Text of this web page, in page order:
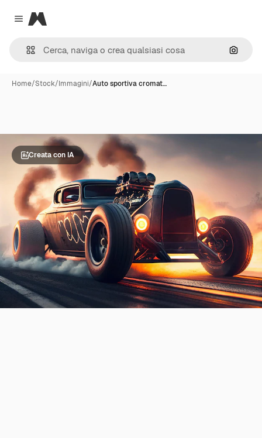
Close menu
Magnific
Cerca
Home/Stock/Immagini/Auto sportiva cromat…
Creata con IA